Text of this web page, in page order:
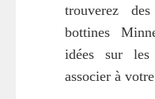
trouverez
bottines
idées sur
associer à